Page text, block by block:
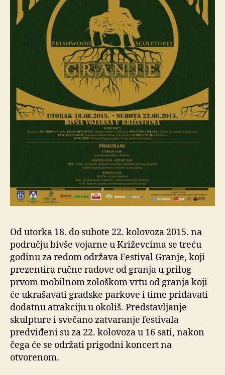
Od utorka 18. do subote 22. kolovoza 2015. na
području bivše vojarne u Križevcima se treću
godinu za redom održava Festival Granje, koji
prezentira ručne radove od granja u prilog
prvom mobilnom zološkom vrtu od granja koji
će ukrašavati gradske parkove i time pridavati
dodatnu atrakciju u okoliš. Predstavljanje
skulpture i svečano zatvaranje festivala
predviđeni su za 22. kolovoza u 16 sati, nakon
čega će se održati prigodni koncert na
otvorenom.